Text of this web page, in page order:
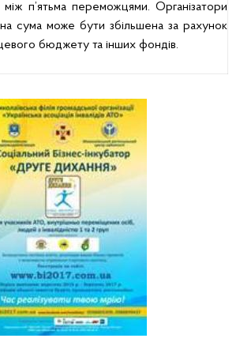
п’ятьма переможцями. Організатори
сума може бути збільшена за рахунок
бюджету та інших фондів.